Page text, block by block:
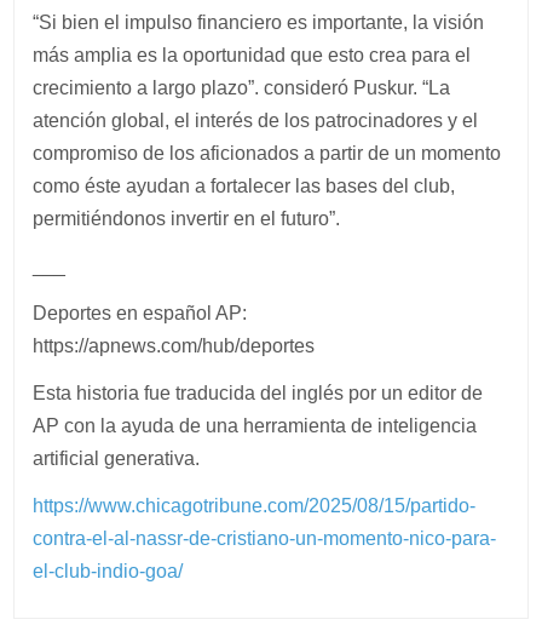
“Si bien el impulso financiero es importante, la visión
más amplia es la oportunidad que esto crea para el
crecimiento a largo plazo”. consideró Puskur. “La
atención global, el interés de los patrocinadores y el
compromiso de los aficionados a partir de un momento
como éste ayudan a fortalecer las bases del club,
permitiéndonos invertir en el futuro”.
Deportes en español AP:
https://apnews.com/hub/deportes
Esta historia fue traducida del inglés por un editor de
AP con la ayuda de una herramienta de inteligencia
artificial generativa.
https://www.chicagotribune.com/2025/08/15/partido-
contra-el-al-nassr-de-cristiano-un-momento-nico-para-
el-club-indio-goa/